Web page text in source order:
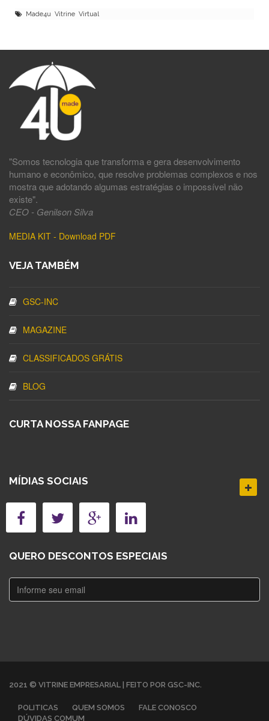
Made4u Vitrine Virtual
"Somos tecnologia que transforma e gera desenvolvimento
humano e econômico, que resolve problemas complexos e nos
mostra que adotando algumas estratégias o impossível não
existe".
CEO - Genilson Silva
MEDIA KIT - Download PDF
VEJA TAMBÉM
GSC-INC
MAGAZINE
CLASSIFICADOS GRÁTIS
BLOG
CURTA NOSSA FANPAGE
MÍDIAS SOCIAIS
QUERO DESCONTOS ESPECIAIS
2021 © VITRINE EMPRESARIAL | FEITO POR GSC-INC.
POLITICAS QUEM SOMOS
FALE CONOSCO
DÚVIDAS COMUM